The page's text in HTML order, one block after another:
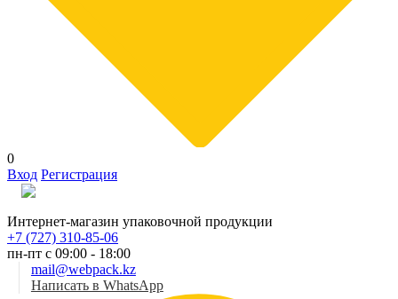
0
Вход Регистрация
Интернет-магазин упаковочной продукции
+7 (727) 310-85-06
пн-пт с 09:00 - 18:00
mail@webpack.kz
Написать в WhatsApp